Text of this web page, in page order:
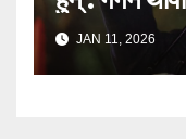
JAN 11, 2026